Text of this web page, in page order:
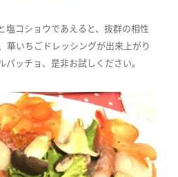
塩コショウであえると、抜群の相性
華いちごドレッシングが出来上がり
ッチョ、是非お試しください。